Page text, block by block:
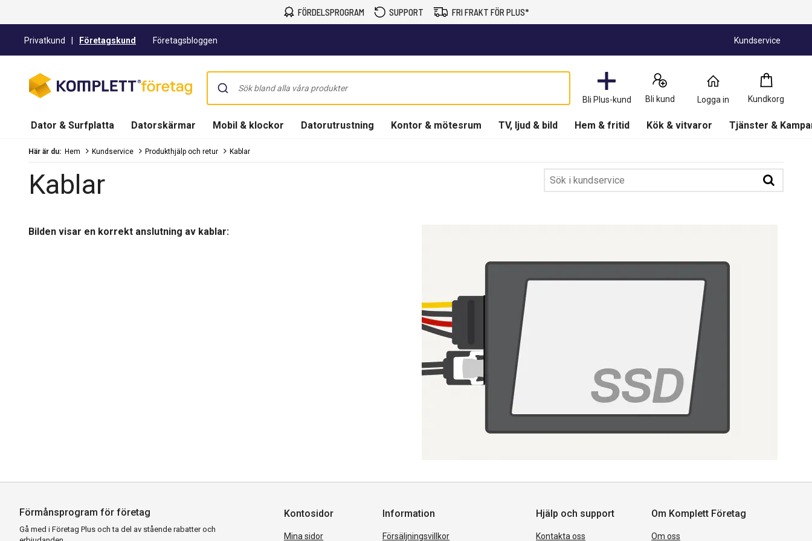
FÖRDELSPROGRAM SUPPORT FRI FRAKT FÖR PLUS*
Privatkund Företagskund Företagsbloggen Kundservice
Bli Plus-kund Bli kund Logga in Kundkorg
Kundkorg
0
Produkter
Kundkorg
Dator & Surfplatta Datorskärmar Mobil & klockor Datorutrustning Kontor & mötesrum TV, ljud & bild Hem & fritid Kök & vitvaror Tjänster &
Här är du: Hem Kundservice Produkthjälp och retur Kablar
Kablar
Bilden visar en korrekt anslutning av kablar:
Förmånsprogram för företag
Gå med i Företag Plus och ta del av stående rabatter och
Kontosidor
Mina sidor
Information
Försäljningsvillkor
Hjälp och support
Kontakta oss
Om Komplett Företag
Om oss